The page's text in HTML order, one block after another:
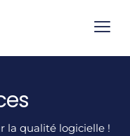
la qualité logicielle !